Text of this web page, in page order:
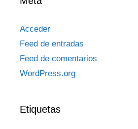
Acceder
Feed de entradas
Feed de comentarios
WordPress.org
Etiquetas